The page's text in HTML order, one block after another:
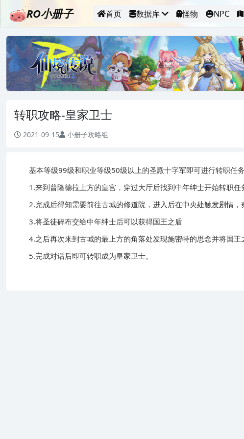
RO小册子 首页 数据库 怪物 NPC
转职攻略-皇家卫士
2021-09-15 小册子攻略组
基本等级99级和职业等级50级以上的圣殿十字军即可进行转职任务
1.来到普隆德拉上方的皇宫，穿过大厅后找到中年绅士开始转职任
2.完成后得知需要前往古城的修道院，进入后在中央处触发剧情，
3.将圣徒碎布交给中年绅士后可以获得国王之盾
4.之后再次来到古城的最上方的角落处发现施密特的思念并将国王
5.完成对话后即可转职成为皇家卫士。